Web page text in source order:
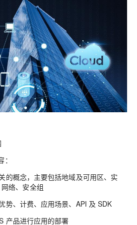
的概念，主要包括地域及可用区、实
络、安全组
势、计费、应用场景、API 及 SDK
产品进行应用的部署